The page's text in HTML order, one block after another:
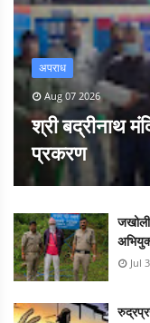
अपराध
Aug 07 2026
श्री बद्रीनाथ
प्रकरण
Jul